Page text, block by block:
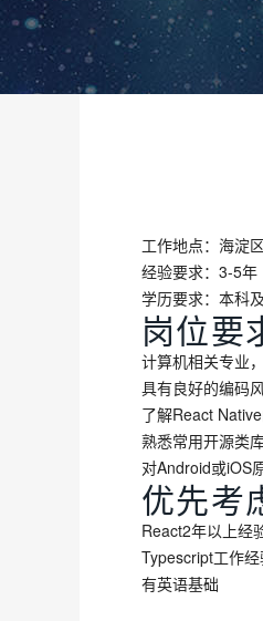
工作地点：海淀
经验要求：3-5年
学历要求：本科
岗位要
计算机相关专业
具有良好的编码
了解React
熟悉常用开源类
对Android或iOS
优先考
React2年以上经
Typescript工作
有英语基础